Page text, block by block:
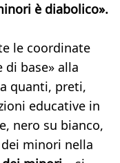
è diabolico».
le coordinate
base» alla
quanti, preti,
educative in
nero su bianco,
minori nella